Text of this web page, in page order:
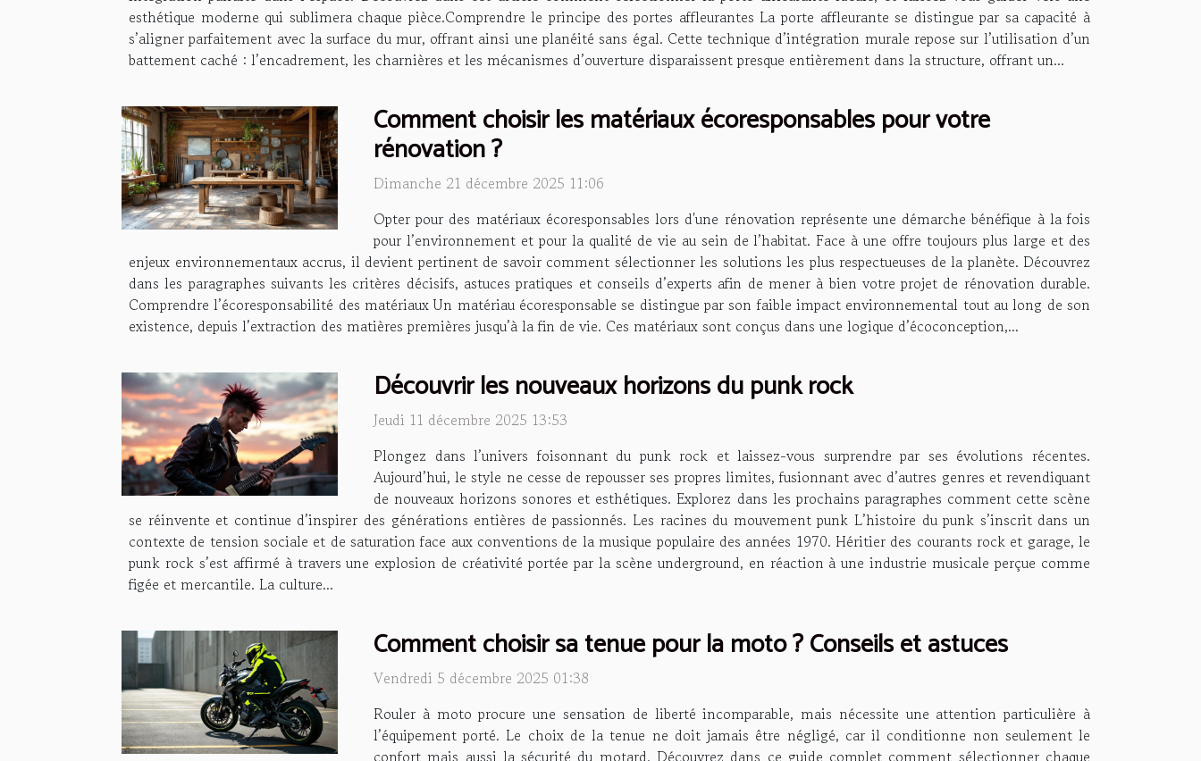
esthétique moderne qui sublimera chaque pièce.Comprendre le principe des portes affleurantes La porte affleurante se distingue par sa capacité à
s’aligner parfaitement avec la surface du mur, offrant ainsi une planéité sans égal. Cette technique d’intégration murale repose sur l’utilisation d’un
battement caché : l’encadrement, les charnières et les mécanismes d’ouverture disparaissent presque entièrement dans la structure, offrant un...
Comment choisir les matériaux écoresponsables pour votre
rénovation ?
Dimanche 21 décembre 2025 11:06
Opter pour des matériaux écoresponsables lors d'une rénovation représente une démarche bénéfique à la fois
pour l’environnement et pour la qualité de vie au sein de l’habitat. Face à une offre toujours plus large et des
enjeux environnementaux accrus, il devient pertinent de savoir comment sélectionner les solutions les plus respectueuses de la planète. Découvrez
dans les paragraphes suivants les critères décisifs, astuces pratiques et conseils d’experts afin de mener à bien votre projet de rénovation durable.
Comprendre l’écoresponsabilité des matériaux Un matériau écoresponsable se distingue par son faible impact environnemental tout au long de son
existence, depuis l’extraction des matières premières jusqu’à la fin de vie. Ces matériaux sont conçus dans une logique d’écoconception,...
Découvrir les nouveaux horizons du punk rock
Jeudi 11 décembre 2025 13:53
Plongez dans l’univers foisonnant du punk rock et laissez-vous surprendre par ses évolutions récentes.
Aujourd’hui, le style ne cesse de repousser ses propres limites, fusionnant avec d’autres genres et revendiquant
de nouveaux horizons sonores et esthétiques. Explorez dans les prochains paragraphes comment cette scène
se réinvente et continue d’inspirer des générations entières de passionnés. Les racines du mouvement punk L’histoire du punk s’inscrit dans un
contexte de tension sociale et de saturation face aux conventions de la musique populaire des années 1970. Héritier des courants rock et garage, le
punk rock s’est affirmé à travers une explosion de créativité portée par la scène underground, en réaction à une industrie musicale perçue comme
figée et mercantile. La culture...
Comment choisir sa tenue pour la moto ? Conseils et astuces
Vendredi 5 décembre 2025 01:38
Rouler à moto procure une sensation de liberté incomparable, mais nécessite une attention particulière à
l’équipement porté. Le choix de la tenue ne doit jamais être négligé, car il conditionne non seulement le
confort mais aussi la sécurité du motard. Découvrez dans ce guide complet comment sélectionner chaque